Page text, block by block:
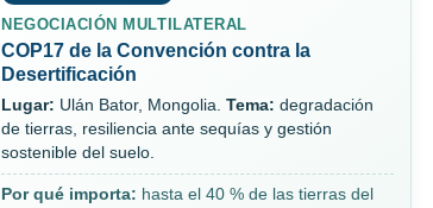
NEGOCIACIÓN MULTILATERAL
COP17 de la Convención contra la
Desertificación
Lugar: Ulán Bator, Mongolia. Tema: degradación
de tierras, resiliencia ante sequías y gestión
sostenible del suelo.
Por qué importa: hasta el 40 % de las tierras del